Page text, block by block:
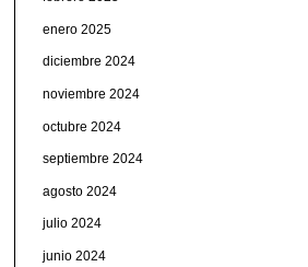
enero 2025
diciembre 2024
noviembre 2024
octubre 2024
septiembre 2024
agosto 2024
julio 2024
junio 2024